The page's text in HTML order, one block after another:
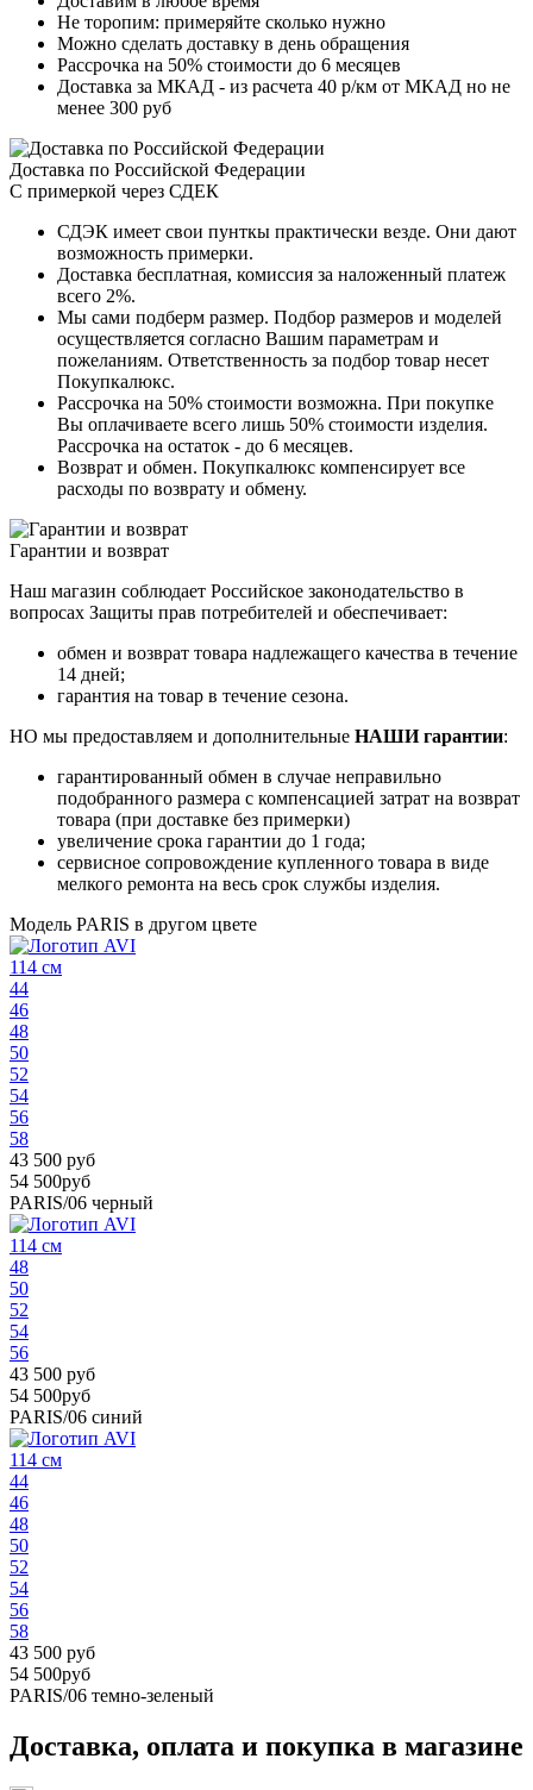
Не торопим: примеряйте сколько нужно
Можно сделать доставку в день обращения
Рассрочка на 50% стоимости до 6 месяцев
Доставка за МКАД - из расчета 40 р/км от МКАД но не
менее 300 руб
Доставка по Российской Федерации
С примеркой через СДЕК
СДЭК имеет свои пунткы практически везде. Они дают
возможность примерки.
Доставка бесплатная, комиссия за наложенный платеж
всего 2%.
Мы сами подберм размер. Подбор размеров и моделей
осуществляется согласно Вашим параметрам и
пожеланиям. Ответственность за подбор товар несет
Покупкалюкс.
Рассрочка на 50% стоимости возможна. При покупке
Вы оплачиваете всего лишь 50% стоимости изделия.
Рассрочка на остаток - до 6 месяцев.
Возврат и обмен. Покупкалюкс компенсирует все
расходы по возврату и обмену.
Гарантии и возврат
Наш магазин соблюдает Российское законодательство в
вопросах Защиты прав потребителей и обеспечивает:
обмен и возврат товара надлежащего качества в течение
14 дней;
гарантия на товар в течение сезона.
НО мы предоставляем и дополнительные НАШИ гарантии:
гарантированный обмен в случае неправильно
подобранного размера с компенсацией затрат на возврат
товара (при доставке без примерки)
увеличение срока гарантии до 1 года;
сервисное сопровождение купленного товара в виде
мелкого ремонта на весь срок службы изделия.
Модель PARIS в другом цвете
114 см
44
46
48
50
52
54
56
58
43 500 руб
54 500руб
PARIS/06 черный
114 см
48
50
52
54
56
43 500 руб
54 500руб
PARIS/06 синий
114 см
44
46
48
50
52
54
56
58
43 500 руб
54 500руб
PARIS/06 темно-зеленый
Доставка, оплата и покупка в магазине